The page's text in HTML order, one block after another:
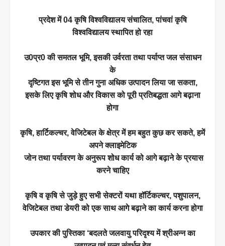
प्रदेश में 04 कृषि विश्वविद्यालय संचालित, पांचवां कृषि
विश्वविद्यालय स्थापित हो रहा
उ0प्र0 की समतल भूमि, इसकी उर्वरता तथा पर्याप्त जल संसाधन
के
दृष्टिगत इस भूमि से तीन गुना अधिक उत्पादन लिया जा सकता,
इसके लिए कृषि शोध और विकास को पूरी प्रतिबद्धता आगे बढ़ाना
होगा
कृषि, हार्टिकल्चर, वेजिटेबल के क्षेत्र में हम बहुत कुछ कर सकते, हमें
अपने क्लाइमेटिक
जोन तथा पर्यावरण के अनुरूप शोध कार्य को आगे बढ़ाने के प्रयास
करने चाहिए
कृषि व कृषि से जुड़े हुए सभी सेक्टरों यथा हॉर्टिकल्चर, पशुपालन,
वेजिटेबल तथा डेयरी को एक साथ आगे बढ़ाने का कार्य करना होगा
उपकार की पुस्तिका ‘बदलते जलवायु परिदृश्य में श्रीअन्न का